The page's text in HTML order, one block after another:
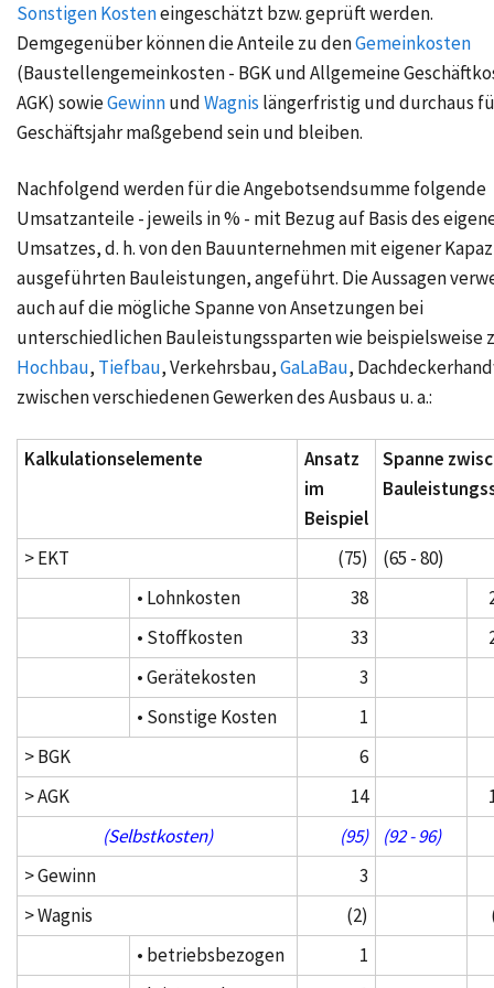
Sonstigen Kosteneingeschätzt bzw. geprüft werden.
Demgegenüber können die Anteile zu denGemeinkosten
(Baustellengemeinkosten - BGK und Allgemeine
AGK) sowieGewinnundWagnis längerfristig und durchaus
Geschäftsjahr maßgebend sein und bleiben.
Nachfolgend werden für die Angebotsendsumme folgende
Umsatzanteile - jeweils in % - mit Bezug auf Basis des
Umsatzes, d. h. von den Bauunternehmen mit eigener
ausgeführten Bauleistungen, angeführt. Die Aussagen
auch auf die mögliche Spanne von Ansetzungen bei
unterschiedlichen Bauleistungssparten wie beispielsweise
Hochbau, Tiefbau, Verkehrsbau,GaLaBau,
zwischen verschiedenen Gewerken des Ausbaus u. a.:
Kalkulationselemente
Ansatz
im
Beispiel
Spanne
> EKT (75)
(65 - 80)
• Lohnkosten
38
• Stoffkosten
33
• Gerätekosten
3
• Sonstige Kosten
1
> BGK
6
> AGK
14
(Selbstkosten)
(95)
(92 - 96)
> Gewinn
3
> Wagnis
(2)
• betriebsbezogen
1